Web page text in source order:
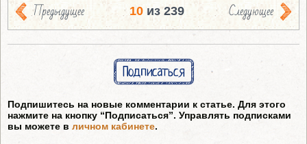
Предыдущее Следующее
10из 239
Подписаться
Подпишитесь на новые комментарии к статье. Для этого
нажмите на кнопку “Подписаться”. Управлять подписками
вы можете в личном кабинете.